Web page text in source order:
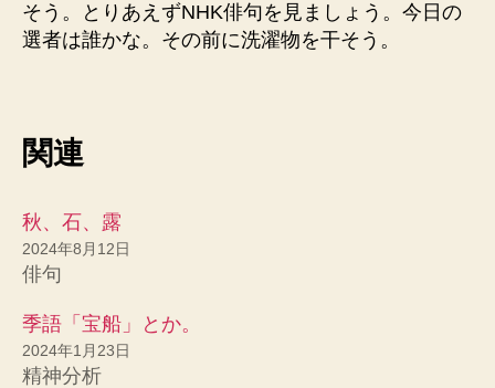
そう。とりあえずNHK俳句を見ましょう。今日の
選者は誰かな。その前に洗濯物を干そう。
関連
秋、石、露
2024年8月12日
俳句
季語「宝船」とか。
2024年1月23日
精神分析